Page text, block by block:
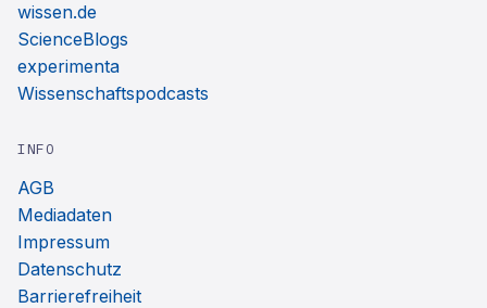
wissen.de
ScienceBlogs
experimenta
Wissenschaftspodcasts
INFO
AGB
Mediadaten
Impressum
Datenschutz
Barrierefreiheit